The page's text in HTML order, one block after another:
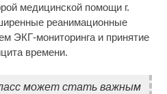
медицинской помощи г.
реанимационные
ЭКГ-мониторинга и принятие
времени.
может стать важным